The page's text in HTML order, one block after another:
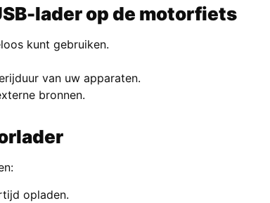
lader op de motorfiets
kunt gebruiken.
van uw apparaten.
bronnen.
opladen.